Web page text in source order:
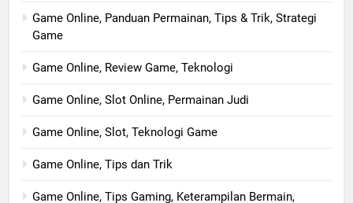
Game Online, Panduan Permainan, Tips & Trik, Strategi
Game
Game Online, Review Game, Teknologi
Game Online, Slot Online, Permainan Judi
Game Online, Slot, Teknologi Game
Game Online, Tips dan Trik
Game Online, Tips Gaming, Keterampilan Bermain,